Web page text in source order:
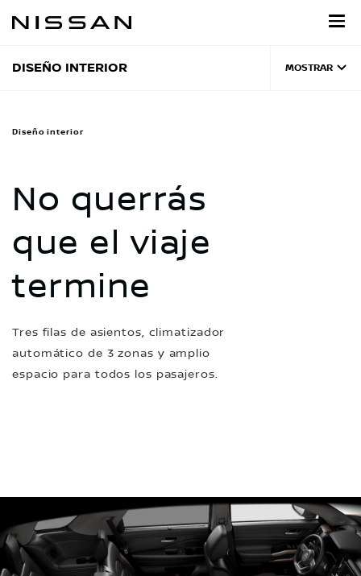
DISEÑO INTERIOR MOSTRAR
No querrás
que el viaje
termine
Diseño interior
Tres filas de asientos, climatizador
automático de 3 zonas y amplio
espacio para todos los pasajeros.